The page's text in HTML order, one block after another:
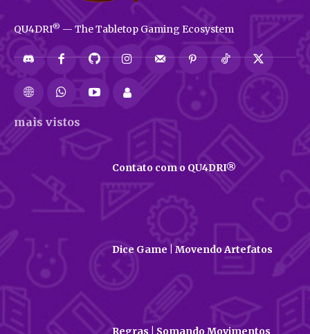
QU4DRI® — The Tabletop Gaming Ecosystem
mais vistos
Contato com o QU4DRI®
Dice Game | Movendo Artefatos
Regras | Somando Movimentos